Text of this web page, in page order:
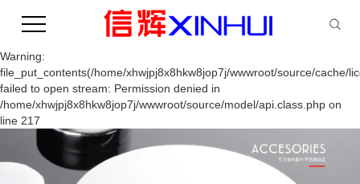
Warning:
file_put_contents(/home/xhwjpj8x8hkw8jop7j/wwwroot/source/cache/
failed to open stream: Permission denied in
/home/xhwjpj8x8hkw8jop7j/wwwroot/source/model/api.class.php on
line 217